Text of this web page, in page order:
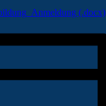
(.docx)